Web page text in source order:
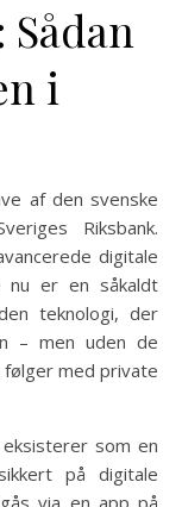
i
af den svenske
Riksbank.
digitale
nu er en såkaldt
teknologi, der
– men uden de
med private
som en
på digitale